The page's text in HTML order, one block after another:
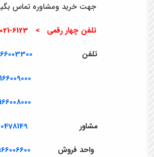
جهت خرید ومشاوره تماس
تلفن چهار رقمی > 6123-021 <
تلفن
مشاور
واحد فروش